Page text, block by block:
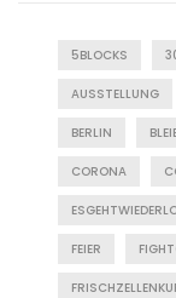
5BLOCKS
AUSSTELLUNG
BERLIN
CORONA
FEIER